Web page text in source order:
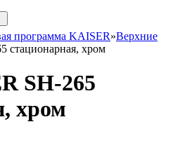
программа KAISER»Верхние
стационарная, хром
SH-265
хром